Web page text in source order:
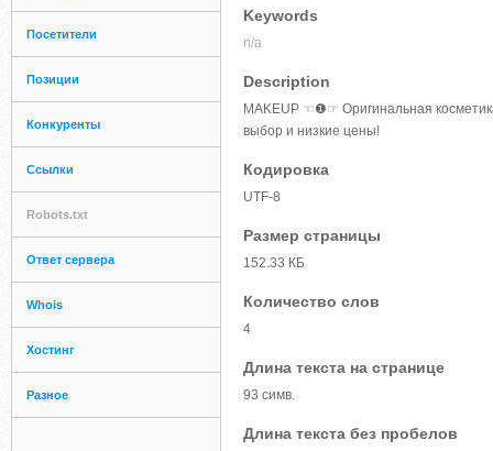
Посетители
Позиции
Конкуренты
Ссылки
Robots.txt
Ответ сервера
Whois
Хостинг
Разное
Keywords
n/a
Description
MAKEUP ☜❶☞ Оригинальная
выбор и низкие цены!
Кодировка
UTF-8
Размер страницы
152.33 КБ
Количество слов
4
Длина текста на странице
93 симв.
Длина текста без пробелов